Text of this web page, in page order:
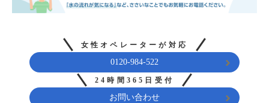
女性オペレーターが対応
0120-984-522
24時間365日受付
お問い合わせ